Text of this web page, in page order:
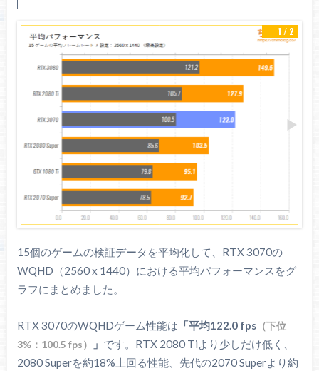
1 / 2
15個のゲームの検証データを平均化して、RTX 3070の
WQHD（2560 x 1440）における平均パフォーマンスをグ
ラフにまとめました。
RTX 3070のWQHDゲーム性能は 「平均122.0 fps（下位
3%：100.5 fps）
」 です。RTX 2080 Tiより少しだけ低く、
2080 Superを約18%上回る性能、先代の2070 Superより約